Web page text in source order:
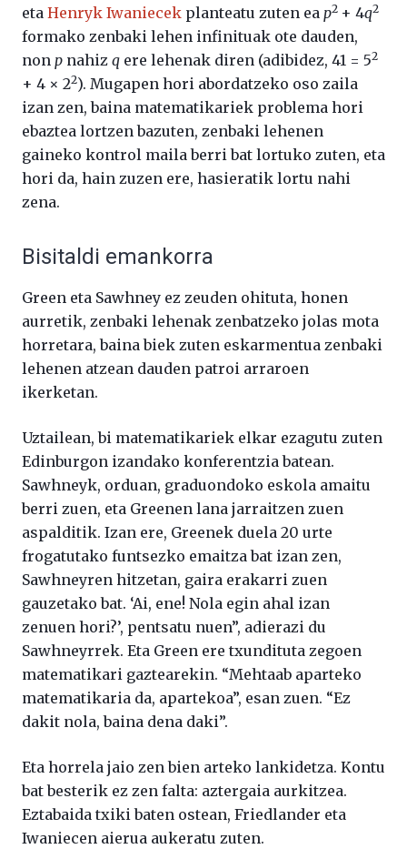
eta Henryk Iwaniecek planteatu zuten ea p2 + 4q2
formako zenbaki lehen infinituak ote dauden,
non p nahiz q ere lehenak diren (adibidez, 41 = 52
+ 4 × 22). Mugapen hori abordatzeko oso zaila
izan zen, baina matematikariek problema hori
ebaztea lortzen bazuten, zenbaki lehenen
gaineko kontrol maila berri bat lortuko zuten, eta
hori da, hain zuzen ere, hasieratik lortu nahi
zena.
Bisitaldi emankorra
Green eta Sawhney ez zeuden ohituta, honen
aurretik, zenbaki lehenak zenbatzeko jolas mota
horretara, baina biek zuten eskarmentua zenbaki
lehenen atzean dauden patroi arraroen
ikerketan.
Uztailean, bi matematikariek elkar ezagutu zuten
Edinburgon izandako konferentzia batean.
Sawhneyk, orduan, graduondoko eskola amaitu
berri zuen, eta Greenen lana jarraitzen zuen
aspalditik. Izan ere, Greenek duela 20 urte
frogatutako funtsezko emaitza bat izan zen,
Sawhneyren hitzetan, gaira erakarri zuen
gauzetako bat. ‘Ai, ene! Nola egin ahal izan
zenuen hori?’, pentsatu nuen”, adierazi du
Sawhneyrrek. Eta Green ere txundituta zegoen
matematikari gaztearekin. “Mehtaab aparteko
matematikaria da, apartekoa”, esan zuen. “Ez
dakit nola, baina dena daki”.
Eta horrela jaio zen bien arteko lankidetza. Kontu
bat besterik ez zen falta: aztergaia aurkitzea.
Eztabaida txiki baten ostean, Friedlander eta
Iwaniecen aierua aukeratu zuten.